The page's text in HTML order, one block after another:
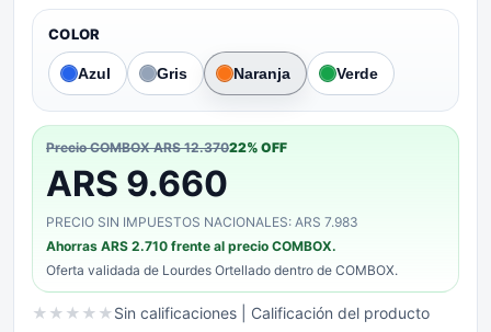
COLOR
Azul Gris Naranja Verde
Precio COMBOXARS 12.37022% OFF
ARS 9.660
PRECIO SIN IMPUESTOS NACIONALES: ARS 7.983
Ahorras ARS 2.710 frente al precio COMBOX.
Oferta validada de Lourdes Ortellado dentro de COMBOX.
★ ★ ★ ★ ★Sin calificaciones | Calificación del producto